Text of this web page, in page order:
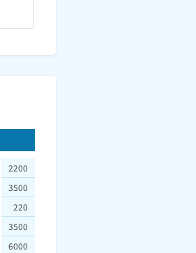
2200
3500
220
3500
6000